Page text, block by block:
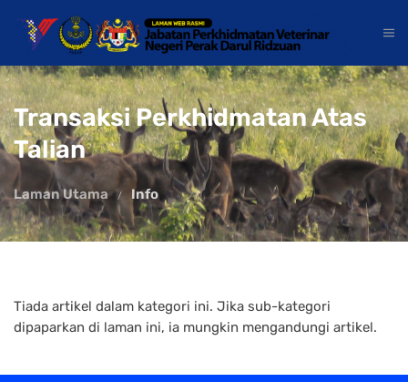
Transaksi Perkhidmatan Atas
Talian
Laman Utama Info
Tiada artikel dalam kategori ini. Jika sub-kategori
dipaparkan di laman ini, ia mungkin mengandungi artikel.